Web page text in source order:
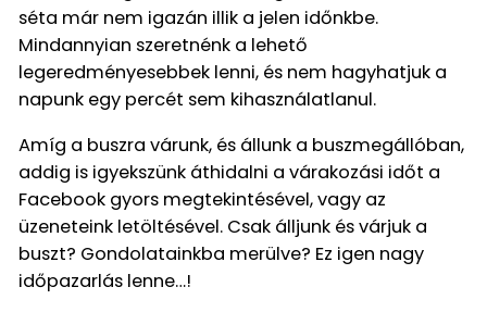
séta már nem igazán illik a jelen időnkbe.
Mindannyian szeretnénk a lehető
legeredményesebbek lenni, és nem hagyhatjuk a
napunk egy percét sem kihasználatlanul.
Amíg a buszra várunk, és állunk a buszmegállóban,
addig is igyekszünk áthidalni a várakozási időt a
Facebook gyors megtekintésével, vagy az
üzeneteink letöltésével. Csak álljunk és várjuk a
buszt? Gondolatainkba merülve? Ez igen nagy
időpazarlás lenne…!